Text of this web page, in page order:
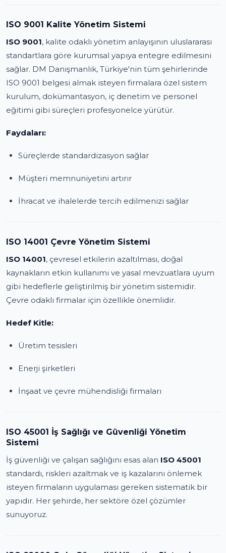
ISO 9001 Kalite Yönetim Sistemi
ISO 9001, kalite odaklı yönetim anlayışının uluslararası
standartlara göre kurumsal yapıya entegre edilmesini
sağlar. DM Danışmanlık, Türkiye'nin tüm şehirlerinde
ISO 9001 belgesi almak isteyen firmalara özel sistem
kurulum, dokümantasyon, iç denetim ve personel
eğitimi gibi süreçleri profesyonelce yürütür.
Faydaları:
Süreçlerde standardizasyon sağlar
Müşteri memnuniyetini artırır
İhracat ve ihalelerde tercih edilmenizi sağlar
ISO 14001 Çevre Yönetim Sistemi
ISO 14001, çevresel etkilerin azaltılması, doğal
kaynakların etkin kullanımı ve yasal mevzuatlara uyum
gibi hedeflerle geliştirilmiş bir yönetim sistemidir.
Çevre odaklı firmalar için özellikle önemlidir.
Hedef Kitle:
Üretim tesisleri
Enerji şirketleri
İnşaat ve çevre mühendisliği firmaları
ISO 45001 İş Sağlığı ve Güvenliği Yönetim
Sistemi
İş güvenliği ve çalışan sağlığını esas alan ISO 45001
standardı, riskleri azaltmak ve iş kazalarını önlemek
isteyen firmaların uygulaması gereken sistematik bir
yapıdır. Her şehirde, her sektöre özel çözümler
sunuyoruz.